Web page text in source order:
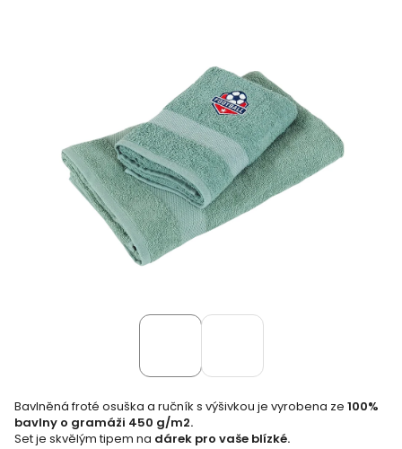
Bavlněná froté osuška a ručník s výšivkou je vyrobena ze 100%
bavlny o gramáži 450 g/m2.
Set je skvělým tipem na dárek pro vaše blízké.